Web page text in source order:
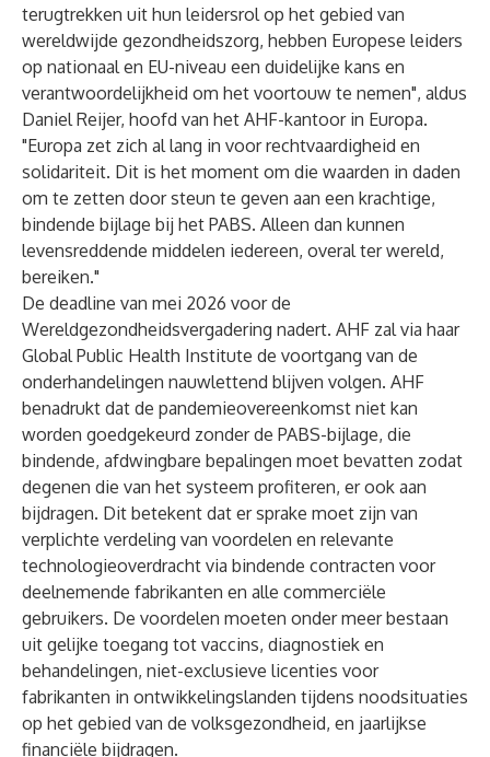
terugtrekken uit hun leidersrol op het gebied van
wereldwijde gezondheidszorg, hebben Europese leiders
op nationaal en EU-niveau een duidelijke kans en
verantwoordelijkheid om het voortouw te nemen", aldus
Daniel Reijer, hoofd van het AHF-kantoor in Europa.
"Europa zet zich al lang in voor rechtvaardigheid en
solidariteit. Dit is het moment om die waarden in daden
om te zetten door steun te geven aan een krachtige,
bindende bijlage bij het PABS. Alleen dan kunnen
levensreddende middelen iedereen, overal ter wereld,
bereiken."
De deadline van mei 2026 voor de
Wereldgezondheidsvergadering nadert. AHF zal via haar
Global Public Health Institute de voortgang van de
onderhandelingen nauwlettend blijven volgen. AHF
benadrukt dat de pandemieovereenkomst niet kan
worden goedgekeurd zonder de PABS-bijlage, die
bindende, afdwingbare bepalingen moet bevatten zodat
degenen die van het systeem profiteren, er ook aan
bijdragen. Dit betekent dat er sprake moet zijn van
verplichte verdeling van voordelen en relevante
technologieoverdracht via bindende contracten voor
deelnemende fabrikanten en alle commerciële
gebruikers. De voordelen moeten onder meer bestaan
uit gelijke toegang tot vaccins, diagnostiek en
behandelingen, niet-exclusieve licenties voor
fabrikanten in ontwikkelingslanden tijdens noodsituaties
op het gebied van de volksgezondheid, en jaarlijkse
financiële bijdragen.